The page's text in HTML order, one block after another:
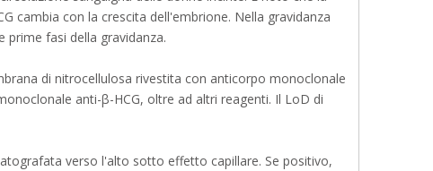
cambia con la crescita dell'embrione. Nella gravidanza
prime fasi della gravidanza.
di nitrocellulosa rivestita con anticorpo monoclonale
anti-β-HCG, oltre ad altri reagenti. Il LoD di
verso l'alto sotto effetto capillare. Se positivo,